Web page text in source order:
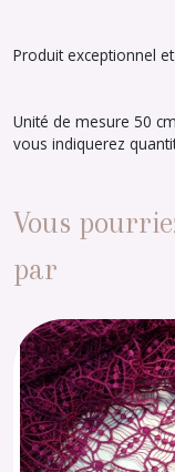
Produit exceptionnel
Unité de mesure 50
vous indiquerez
Vous
par